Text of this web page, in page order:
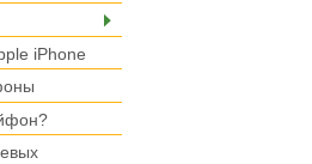
iPhone